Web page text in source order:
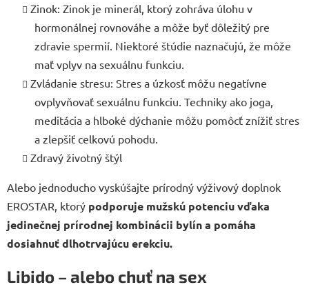
Zinok: Zinok je minerál, ktorý zohráva úlohu v
hormonálnej rovnováhe a môže byť dôležitý pre
zdravie spermií. Niektoré štúdie naznačujú, že môže
mať vplyv na sexuálnu funkciu.
Zvládanie stresu: Stres a úzkosť môžu negatívne
ovplyvňovať sexuálnu funkciu. Techniky ako joga,
meditácia a hlboké dýchanie môžu pomôcť znížiť stres
a zlepšiť celkovú pohodu.
Zdravý životný štýl
Alebo jednoducho vyskúšajte prírodný výživový doplnok
EROSTAR, ktorý podporuje mužskú potenciu vďaka
jedinečnej prírodnej kombinácii bylín a pomáha
dosiahnuťdlhotrvajúcu erekciu.
Libido – alebo chuť na sex